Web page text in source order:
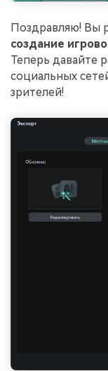
Поздравляю! Вы
создание
Теперь давайте
социальных
зрителей!